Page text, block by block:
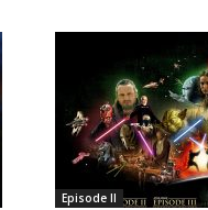
Episode II